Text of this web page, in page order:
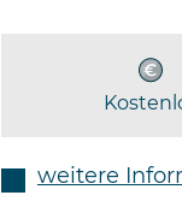
weitere